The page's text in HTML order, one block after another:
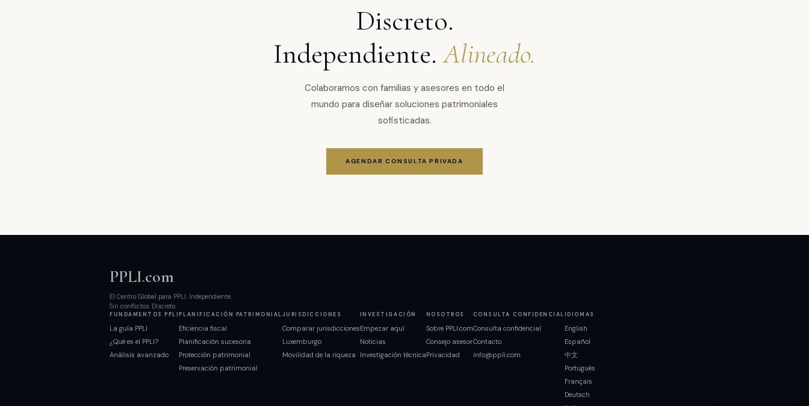
Discreto.
Independiente.Alineado.
Colaboramos con familias y asesores en todo el
mundo para diseñar soluciones patrimoniales
sofisticadas.
AGENDAR CONSULTA PRIVADA
PPLI.com
El Centro Global para PPLI. Independiente.
Sin conflictos. Discreto.
FUNDAMENTOS PPLI
La guía PPLI
¿Qué es el PPLI?
Análisis avanzado
PLANIFICACIÓN PATRIMONIAL
Eficiencia fiscal
Planificación sucesoria
Protección patrimonial
Preservación patrimonial
JURISDICCIONES
Comparar jurisdicciones
Luxemburgo
Movilidad de la riqueza
INVESTIGACIÓN
Empezar aquí
Noticias
Investigación técnica
NOSOTROS
Sobre PPLI.com
Consejo asesor
Privacidad
CONSULTA CONFIDENCIAL
Consulta confidencial
Contacto
info@ppli.com
IDIOMAS
English
Español
中文
Português
Français
Deutsch